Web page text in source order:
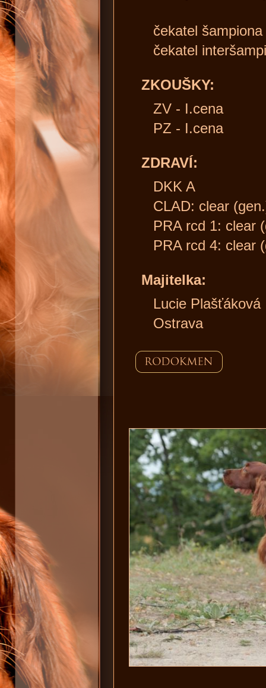
čekatel
čekatel
ZKOUŠKY:
ZV - I.cena
PZ - I.cena
ZDRAVÍ:
DKK A
CLAD: clear
PRA rcd 1: clear
PRA rcd 4: clear
Majitelka:
Lucie Plašťáková
Ostrava